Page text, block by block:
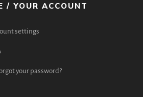
/ YOUR ACCOUNT
settings
your password?